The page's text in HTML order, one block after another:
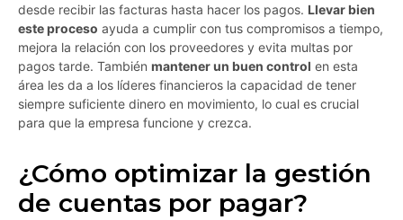
desde recibir las facturas hasta hacer los pagos. Llevar bien
este proceso ayuda a cumplir con tus compromisos a tiempo,
mejora la relación con los proveedores y evita multas por
pagos tarde. También mantener un buen control en esta
área les da a los líderes financieros la capacidad de tener
siempre suficiente dinero en movimiento, lo cual es crucial
para que la empresa funcione y crezca.
¿Cómo optimizar la gestión
de cuentas por pagar?